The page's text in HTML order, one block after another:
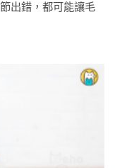
出錯，都可能讓毛